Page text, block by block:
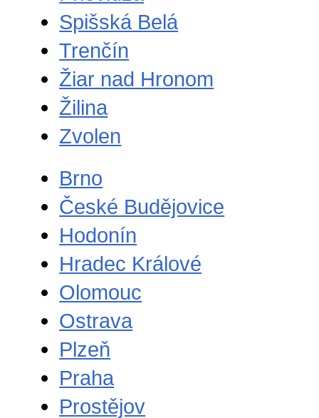
Spišská Belá
Trenčín
Žiar nad Hronom
Žilina
Zvolen
Brno
České Budějovice
Hodonín
Hradec Králové
Olomouc
Ostrava
Plzeň
Praha
Prostějov